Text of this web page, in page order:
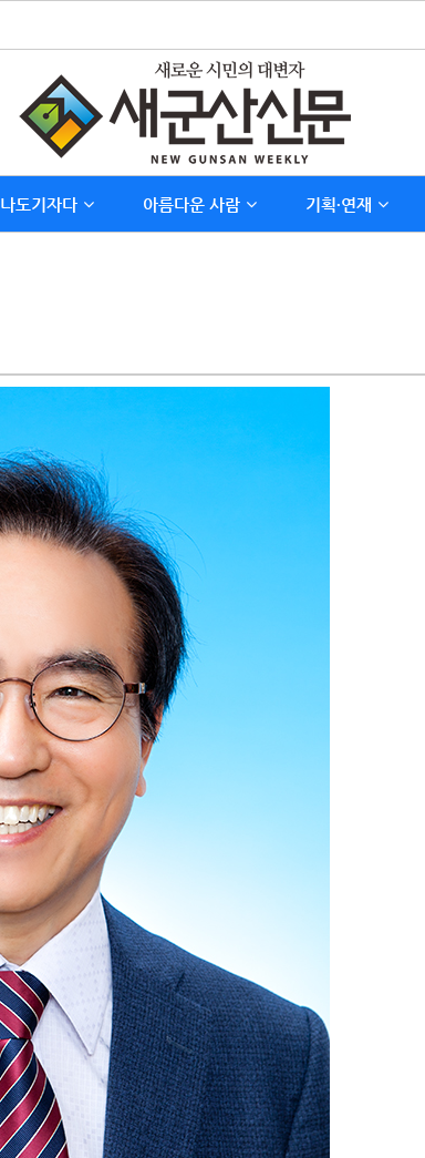
나도기자다 아름다운 사람 기획∙연재